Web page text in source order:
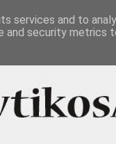
services and to
and security metrics